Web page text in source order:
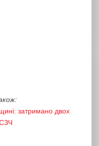
затримано двох
СЗЧ